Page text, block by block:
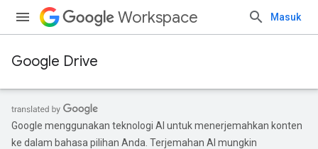
Workspace Masuk
Google Drive
Google menggunakan teknologi AI untuk menerjemahkan konten
ke dalam bahasa pilihan Anda. Terjemahan AI mungkin